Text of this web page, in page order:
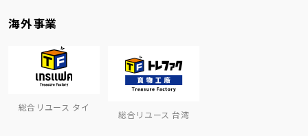
海外事業
総合リユース タイ
総合リユース 台湾